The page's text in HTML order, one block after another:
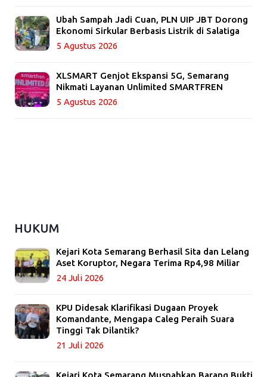
Ubah Sampah Jadi Cuan, PLN UIP JBT Dorong
Ekonomi Sirkular Berbasis Listrik di Salatiga
5 Agustus 2026
XLSMART Genjot Ekspansi 5G, Semarang
Nikmati Layanan Unlimited SMARTFREN
5 Agustus 2026
HUKUM
Kejari Kota Semarang Berhasil Sita dan Lelang
Aset Koruptor, Negara Terima Rp4,98 Miliar
24 Juli 2026
KPU Didesak Klarifikasi Dugaan Proyek
Komandante, Mengapa Caleg Peraih Suara
Tinggi Tak Dilantik?
21 Juli 2026
Kejari Kota Semarang Musnahkan Barang Bukti